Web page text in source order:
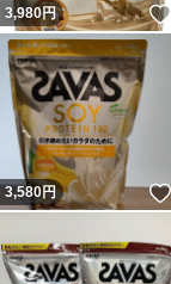
3,980円
3,580円